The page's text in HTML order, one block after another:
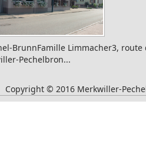
Devis gratuit sur demande pour
Lire la suite
Copyright © 2016 Merkwiller-